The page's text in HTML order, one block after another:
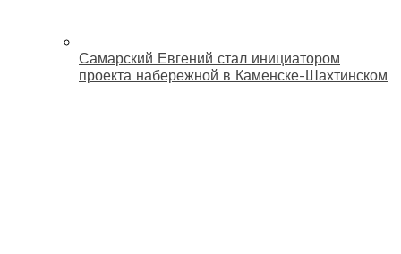
Самарский Евгений стал инициатором
проекта набережной в Каменске-Шахтинском